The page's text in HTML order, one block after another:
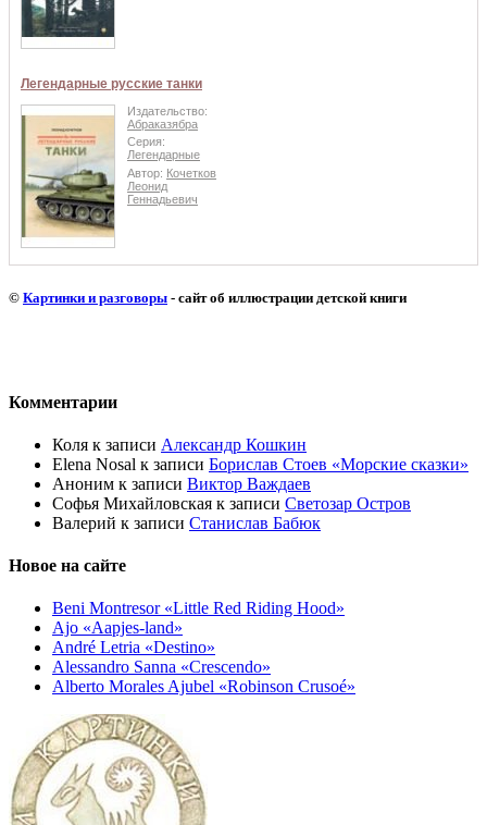
Легендарные русские танки
Издательство:
Абраказябра
Серия:
Легендарные
Автор: Кочетков
Леонид
Геннадьевич
© Картинки и разговоры - сайт об иллюстрации детской книги
Комментарии
Коля к записи Александр Кошкин
Elena Nosal к записи Борислав Стоев «Морские сказки»
Аноним к записи Виктор Важдаев
Софья Михайловская к записи Светозар Остров
Валерий к записи Станислав Бабюк
Новое на сайте
Beni Montresor «Little Red Riding Hood»
Ajo «Aapjes-land»
André Letria «Destino»
Alessandro Sanna «Crescendo»
Alberto Morales Ajubel «Robinson Crusoé»